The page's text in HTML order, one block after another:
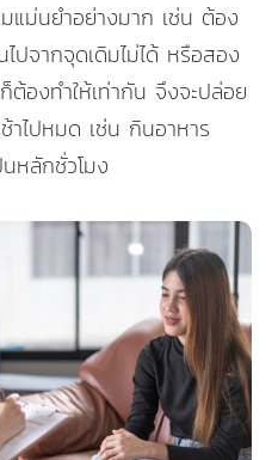
ม่นยำอย่างมาก เช่น ต้อง
ปจากจุดเดิมไม่ได้ หรือสอง
ต้องทำให้เท่ากัน จึงจะปล่อย
าไปหมด เช่น กินอาหาร
นหลักชั่วโมง